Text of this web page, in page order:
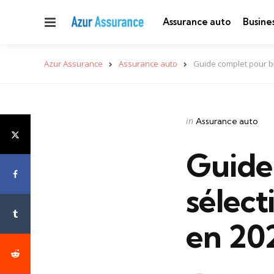
Menu Assurance auto
Azur Assurance Assurance auto Guide complet pour
Categories
Posted
in Assurance auto
en